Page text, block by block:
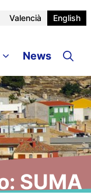
Valencià English
News
SUMA